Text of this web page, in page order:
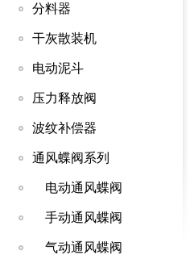
分料器
干灰散装机
电动泥斗
压力释放阀
波纹补偿器
通风蝶阀系列
电动通风蝶阀
手动通风蝶阀
气动通风蝶阀